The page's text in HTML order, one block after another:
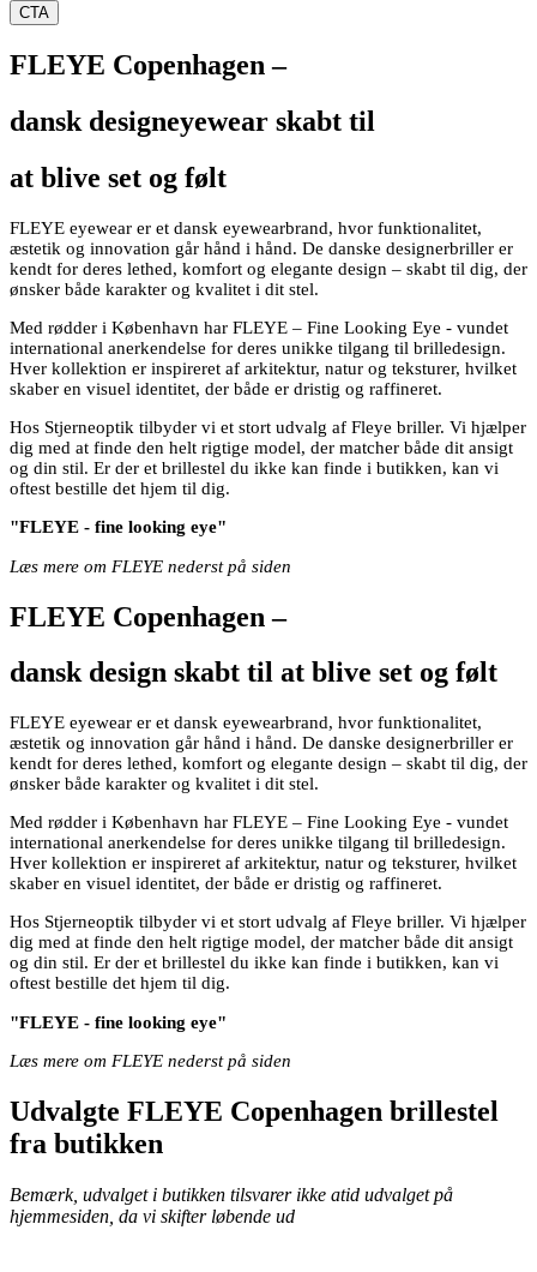
CTA
FLEYE Copenhagen –
dansk designeyewear skabt til
at blive set og følt
FLEYE eyewear er et dansk eyewearbrand, hvor funktionalitet,
æstetik og innovation går hånd i hånd. De danske designerbriller er
kendt for deres lethed, komfort og elegante design – skabt til dig, der
ønsker både karakter og kvalitet i dit stel.
Med rødder i København har FLEYE – Fine Looking Eye - vundet
international anerkendelse for deres unikke tilgang til brilledesign.
Hver kollektion er inspireret af arkitektur, natur og teksturer, hvilket
skaber en visuel identitet, der både er dristig og raffineret.
Hos Stjerneoptik tilbyder vi et stort udvalg af Fleye briller. Vi hjælper
dig med at finde den helt rigtige model, der matcher både dit ansigt
og din stil. Er der et brillestel du ikke kan finde i butikken, kan vi
oftest bestille det hjem til dig.
"FLEYE - fine looking eye"
Læs mere om FLEYE nederst på siden
FLEYE Copenhagen –
dansk design skabt til at blive set og følt
FLEYE eyewear er et dansk eyewearbrand, hvor funktionalitet,
æstetik og innovation går hånd i hånd. De danske designerbriller er
kendt for deres lethed, komfort og elegante design – skabt til dig, der
ønsker både karakter og kvalitet i dit stel.
Med rødder i København har FLEYE – Fine Looking Eye - vundet
international anerkendelse for deres unikke tilgang til brilledesign.
Hver kollektion er inspireret af arkitektur, natur og teksturer, hvilket
skaber en visuel identitet, der både er dristig og raffineret.
Hos Stjerneoptik tilbyder vi et stort udvalg af Fleye briller. Vi hjælper
dig med at finde den helt rigtige model, der matcher både dit ansigt
og din stil. Er der et brillestel du ikke kan finde i butikken, kan vi
oftest bestille det hjem til dig.
"FLEYE - fine looking eye"
Læs mere om FLEYE nederst på siden
Udvalgte FLEYE Copenhagen brillestel
fra butikken
Bemærk, udvalget i butikken tilsvarer ikke atid udvalget på
hjemmesiden, da vi skifter løbende ud